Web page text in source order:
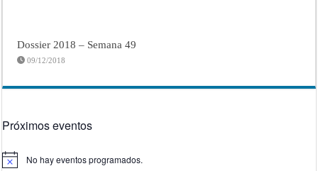
Dossier 2018 – Semana 49
09/12/2018
Próximos eventos
Aviso No hay eventos programados.